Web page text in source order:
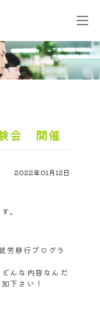
会 開催
2022年01月12日
。
労移行プログラ
んな内容なんだ
下さい！